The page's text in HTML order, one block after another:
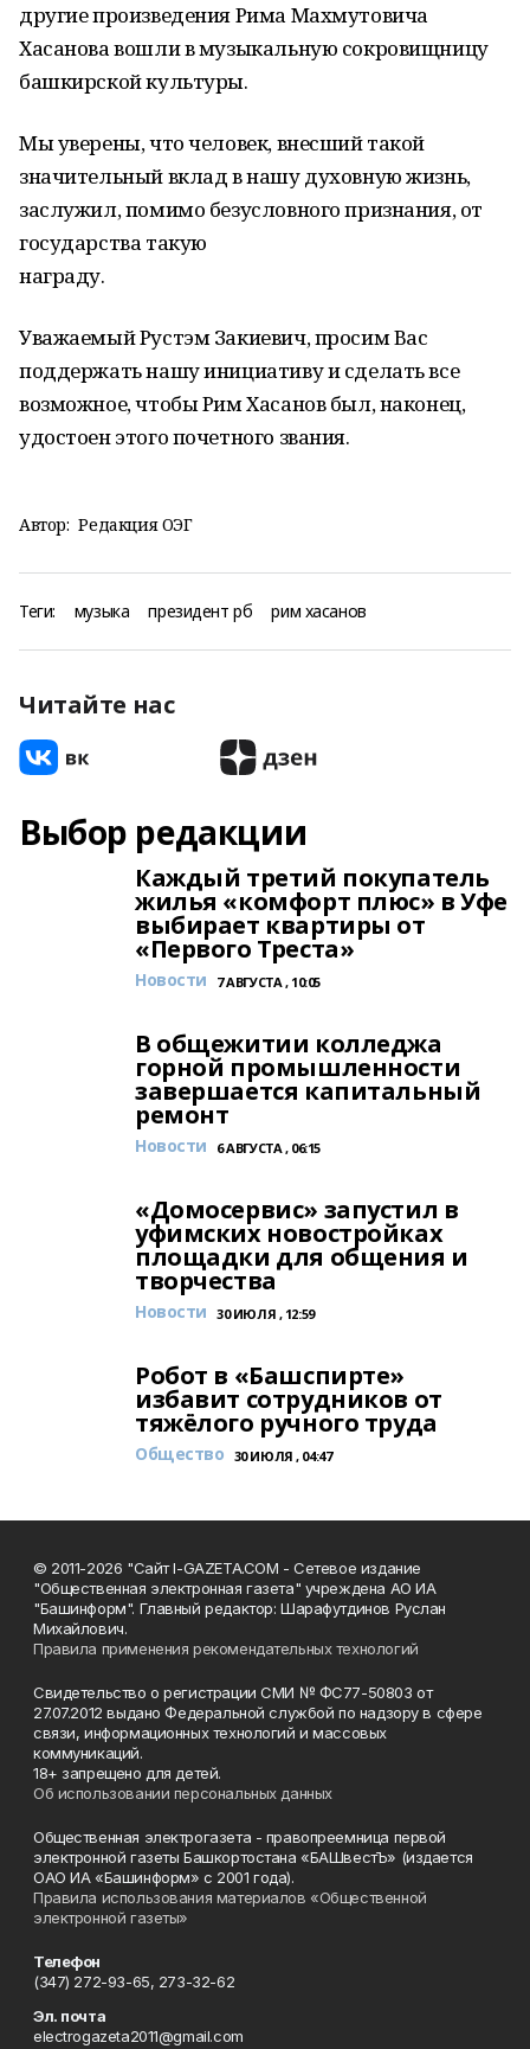
другие произведения Рима Махмутовича
Хасанова вошли в музыкальную сокровищницу
башкирской культуры.
Мы уверены, что человек, внесший такой
значительный вклад в нашу духовную жизнь,
заслужил, помимо безусловного признания,от
государства такую
награду.
Уважаемый Рустэм Закиевич, просим Вас
поддержать нашу инициативу и сделать все
возможное, чтобы Рим Хасанов был, наконец,
удостоен этого почетного звания.
Автор: Редакция ОЭГ
Теги: музыка президент рб рим хасанов
Читайте нас
Выбор редакции
Каждый третий покупатель
жилья «комфорт плюс» в Уфе
выбирает квартиры от
«Первого Треста»
Новости 7 АВГУСТА , 10:05
В общежитии колледжа
горной промышленности
завершается капитальный
ремонт
Новости 6 АВГУСТА , 06:15
«Домосервис» запустил в
уфимских новостройках
площадки для общения и
творчества
Новости 30 ИЮЛЯ , 12:59
Робот в «Башспирте»
избавит сотрудников от
тяжёлого ручного труда
Общество 30 ИЮЛЯ , 04:47
© 2011-2026 "Сайт I-GAZETA.COM - Сетевое издание
"Общественная электронная газета" учреждена АО ИА
"Башинформ". Главный редактор: Шарафутдинов Руслан
Михайлович.
Правила применения рекомендательных технологий
Свидетельство о регистрации СМИ № ФС77-50803 от
27.07.2012 выдано Федеральной службой по надзору в сфере
связи, информационных технологий и массовых
коммуникаций.
18+ запрещено для детей.
Об использовании персональных данных
Общественная электрогазета - правопреемница первой
электронной газеты Башкортостана «БАШвестЪ» (издается
ОАО ИА «Башинформ» с 2001 года).
Правила использования материалов «Общественной
электронной газеты»
Телефон
(347) 272-93-65, 273-32-62
Эл. почта
electrogazeta2011@gmail.com